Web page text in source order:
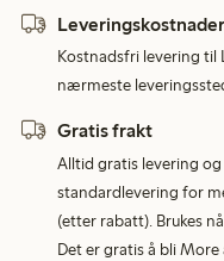
Leveringskostnader
Kostnadsfri levering til
nærmeste
Gratis frakt
Alltid gratis levering
standardlevering for
(etter rabatt). Brukes
Det er gratis å bli